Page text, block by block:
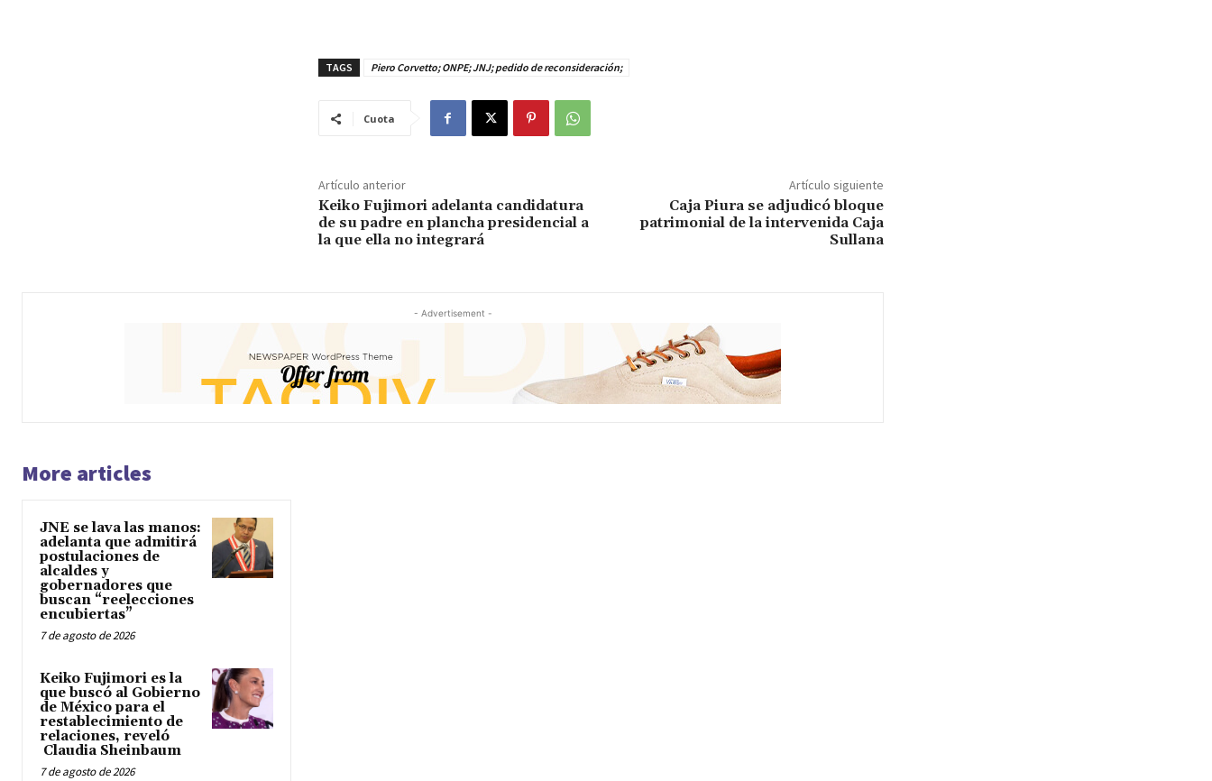
TAGS Piero Corvetto; ONPE; JNJ; pedido de reconsideración;
Cuota
Artículo anterior
Keiko Fujimori adelanta candidatura
de su padre en plancha presidencial a
la que ella no integrará
Artículo siguiente
Caja Piura se adjudicó bloque
patrimonial de la intervenida Caja
Sullana
- Advertisement -
More articles
JNE se lava las manos:
adelanta que admitirá
postulaciones de
alcaldes y
gobernadores que
buscan “reelecciones
encubiertas”
7 de agosto de 2026
Keiko Fujimori es la
que buscó al Gobierno
de México para el
restablecimiento de
relaciones, reveló
Claudia Sheinbaum
7 de agosto de 2026